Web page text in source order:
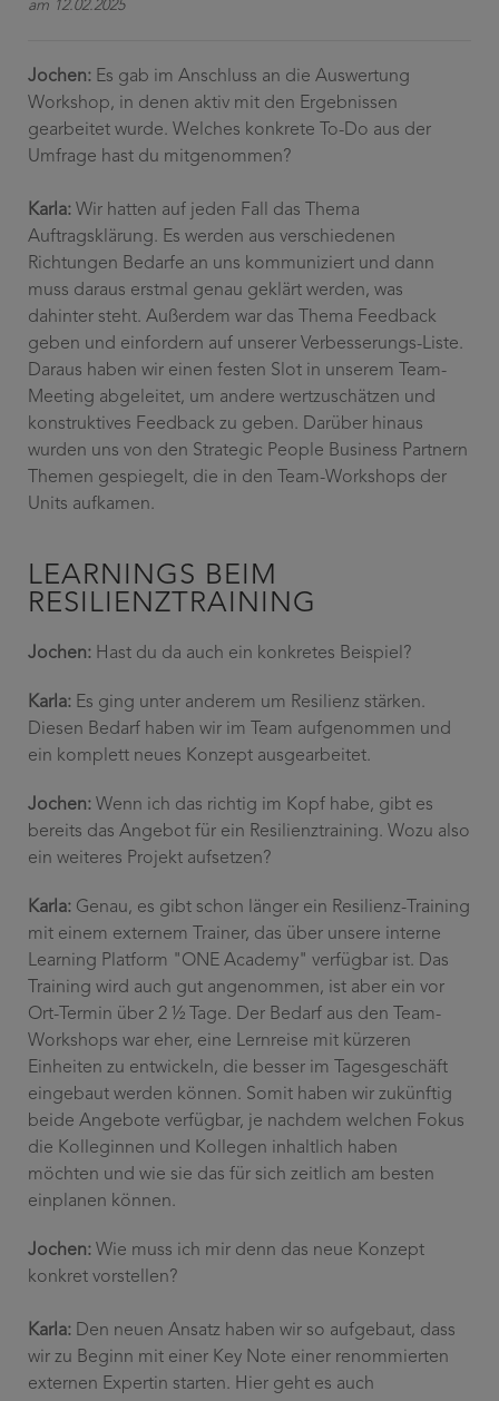
am 12.02.2025
Jochen: Es gab im Anschluss an die Auswertung
Workshop, in denen aktiv mit den Ergebnissen
gearbeitet wurde. Welches konkrete To-Do aus der
Umfrage hast du mitgenommen?
Karla: Wir hatten auf jeden Fall das Thema
Auftragsklärung. Es werden aus verschiedenen
Richtungen Bedarfe an uns kommuniziert und dann
muss daraus erstmal genau geklärt werden, was
dahinter steht. Außerdem war das Thema Feedback
geben und einfordern auf unserer Verbesserungs-Liste.
Daraus haben wir einen festen Slot in unserem Team-
Meeting abgeleitet, um andere wertzuschätzen und
konstruktives Feedback zu geben. Darüber hinaus
wurden uns von den Strategic People Business Partnern
Themen gespiegelt, die in den Team-Workshops der
Units aufkamen.
LEARNINGS BEIM
RESILIENZTRAINING
Jochen: Hast du da auch ein konkretes Beispiel?
Karla: Es ging unter anderem um Resilienz stärken.
Diesen Bedarf haben wir im Team aufgenommen und
ein komplett neues Konzept ausgearbeitet.
Jochen: Wenn ich das richtig im Kopf habe, gibt es
bereits das Angebot für ein Resilienztraining. Wozu also
ein weiteres Projekt aufsetzen?
Karla: Genau, es gibt schon länger ein Resilienz-Training
mit einem externem Trainer, das über unsere interne
Learning Platform "ONE Academy" verfügbar ist. Das
Training wird auch gut angenommen, ist aber ein vor
Ort-Termin über 2 ½ Tage. Der Bedarf aus den Team-
Workshops war eher, eine Lernreise mit kürzeren
Einheiten zu entwickeln, die besser im Tagesgeschäft
eingebaut werden können. Somit haben wir zukünftig
beide Angebote verfügbar, je nachdem welchen Fokus
die Kolleginnen und Kollegen inhaltlich haben
möchten und wie sie das für sich zeitlich am besten
einplanen können.
Jochen: Wie muss ich mir denn das neue Konzept
konkret vorstellen?
Karla: Den neuen Ansatz haben wir so aufgebaut, dass
wir zu Beginn mit einer Key Note einer renommierten
externen Expertin starten. Hier geht es auch